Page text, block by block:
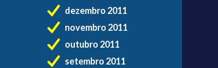
dezembro 2011
novembro 2011
outubro 2011
setembro 2011